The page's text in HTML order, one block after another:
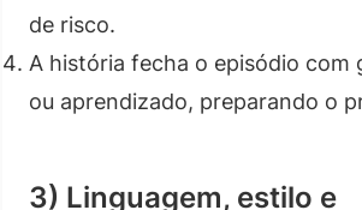
de risco.
A história fecha o episódio com
ou aprendizado, preparando o
3) Linguagem, estilo e